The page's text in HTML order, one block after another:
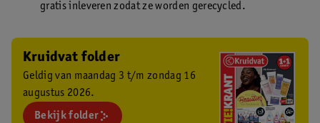
gratis inleveren zodat ze worden gerecycled.
Kruidvat folder
Geldig van maandag 3 t/m zondag 16
augustus 2026.
Bekijk folder